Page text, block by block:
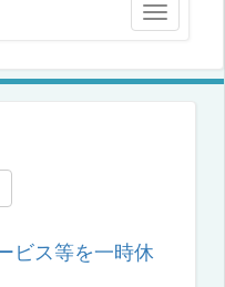
ビス等を一時休